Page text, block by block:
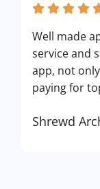
Well made
service and
app, not
paying for
Shrewd